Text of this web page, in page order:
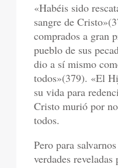
«Habéis sido
sangre de
comprados a gran
pueblo de sus
dio a sí mismo
todos»(379). «El
su vida para
Cristo murió por
todos.
Pero para
verdades